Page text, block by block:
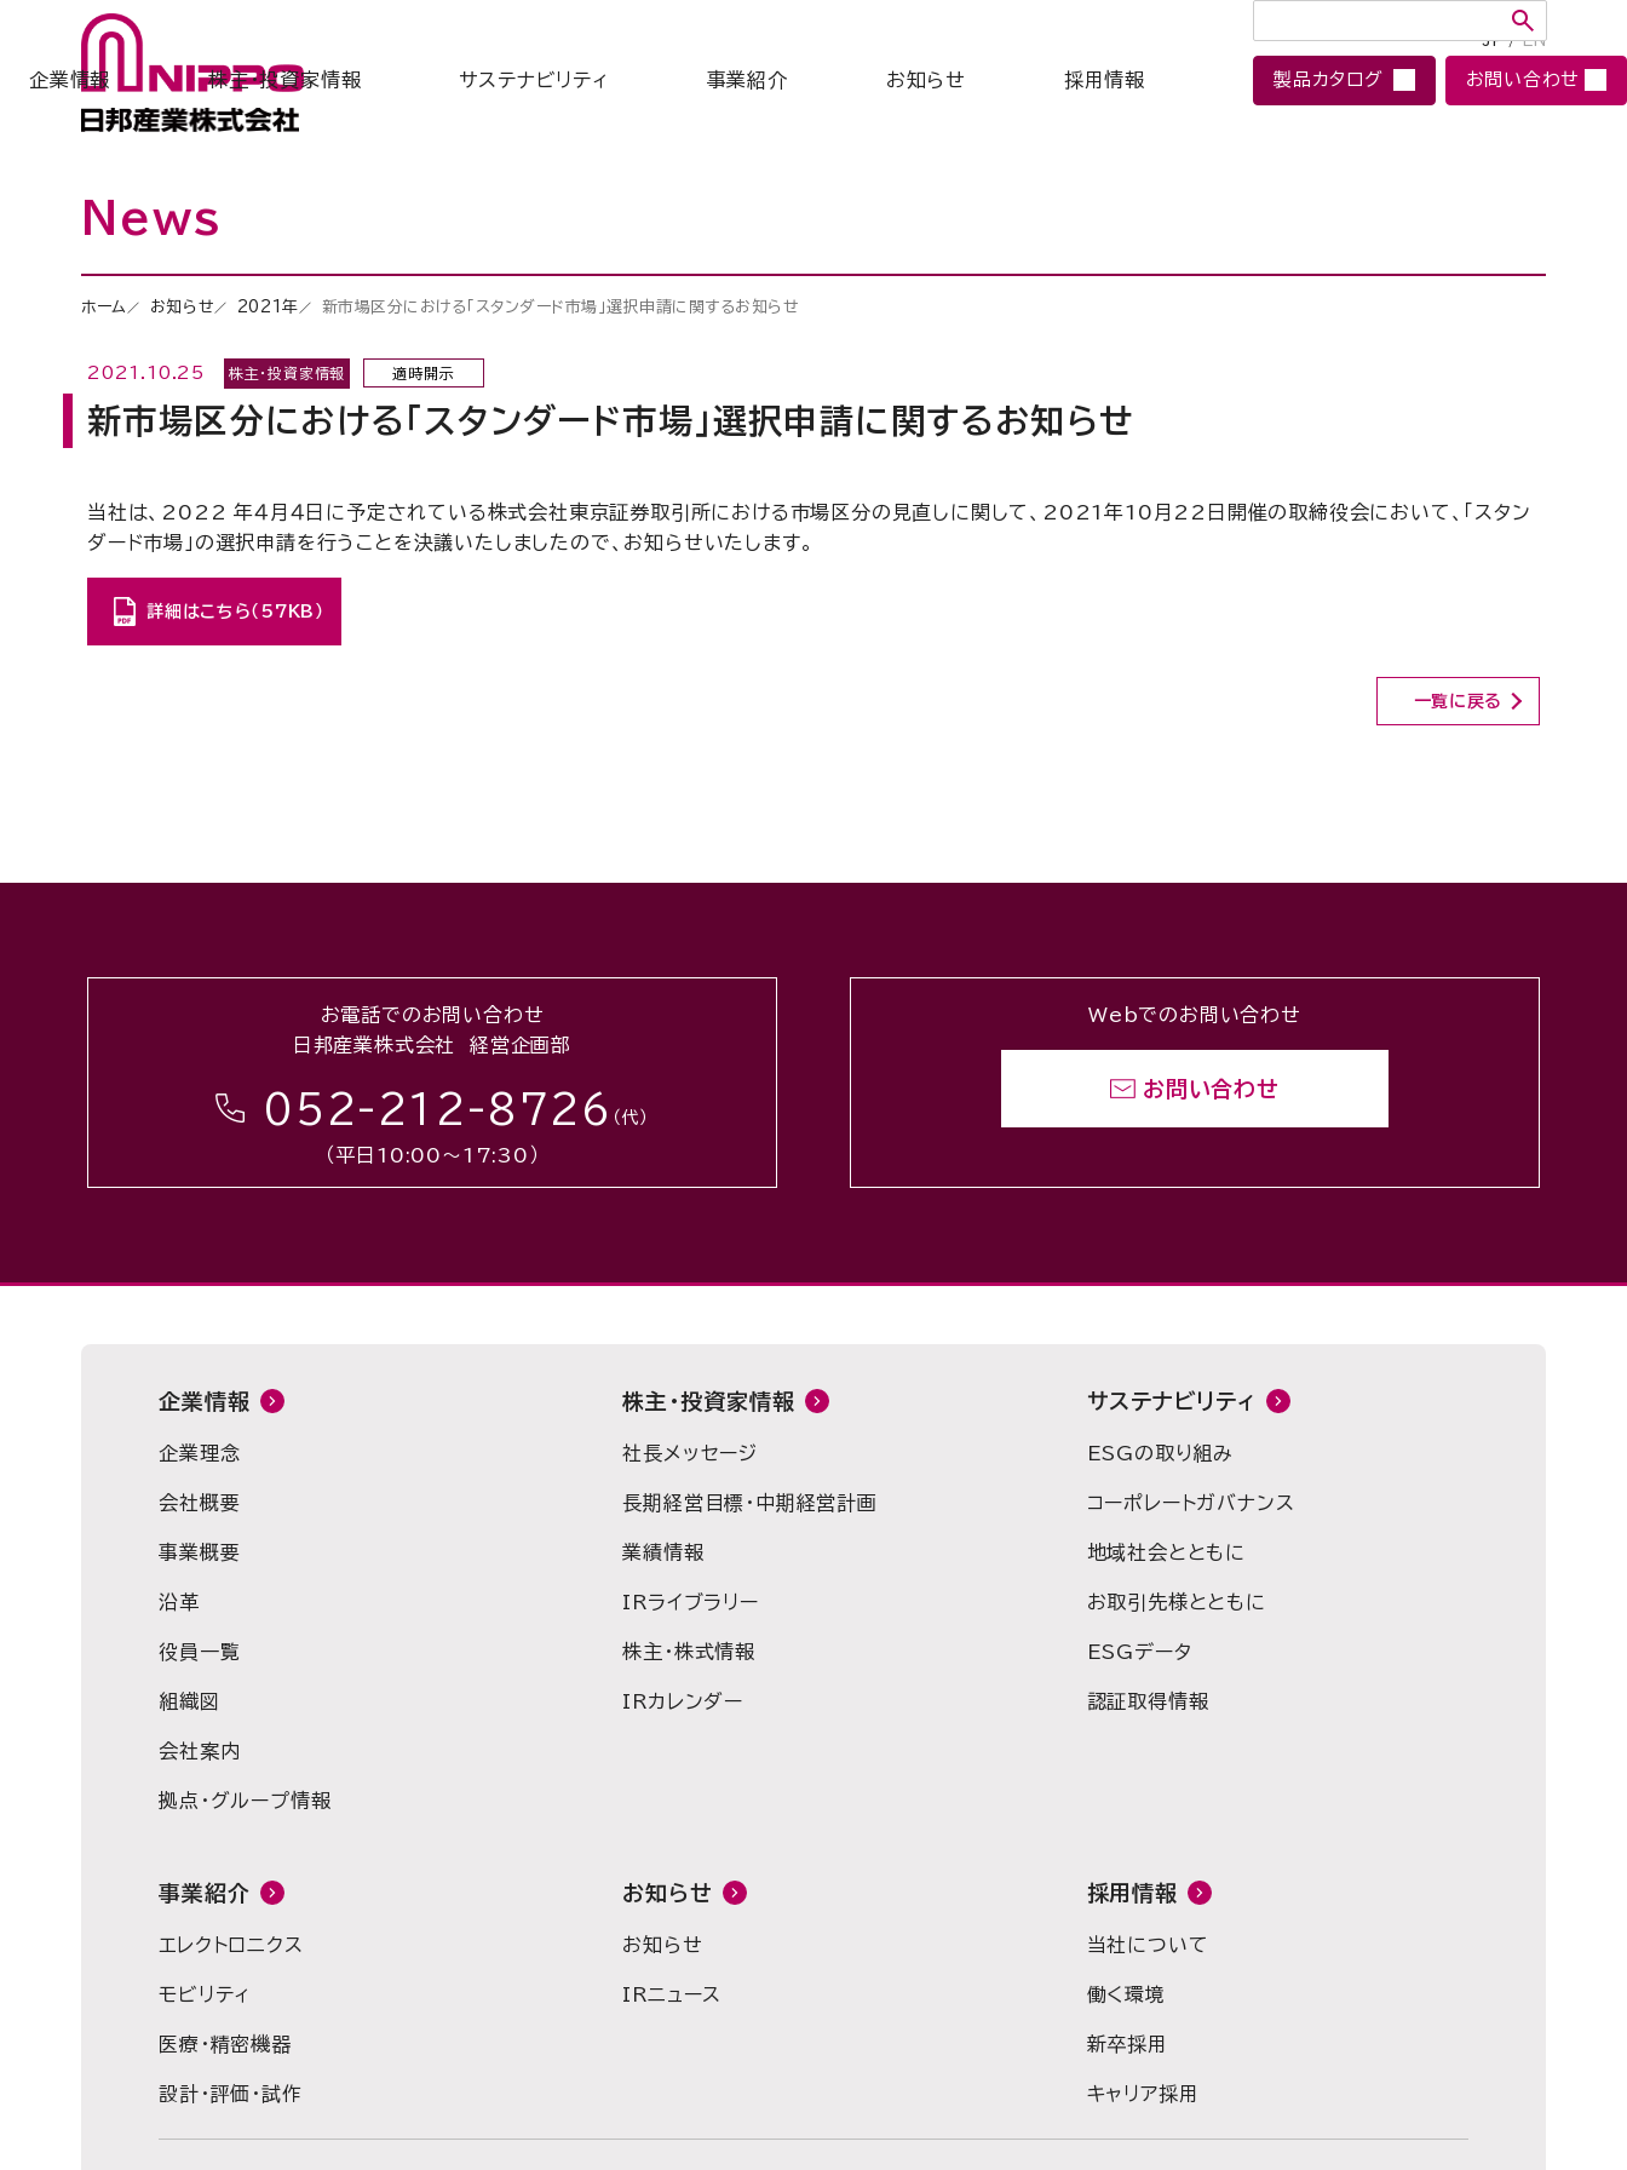
JP / EN
企業情報 株主・投資家情報 サステナビリティ 事業紹介 お知らせ 採用情報 製品カタログ お問い合わせ
News
ホーム お知らせ 2021年 新市場区分における「スタンダード市場」選択申請に関するお知らせ
2021.10.25 株主・投資家情報 適時開示
新市場区分における「スタンダード市場」選択申請に関するお知らせ
当社は、2022 年４月４日に予定されている株式会社東京証券取引所における市場区分の見直しに関して、2021年10月22日開催の取締役会において、「スタン
ダード市場」の選択申請を行うことを決議いたしましたので、お知らせいたします。
詳細はこちら（57KB）
一覧に戻る
お電話でのお問い合わせ
日邦産業株式会社 経営企画部
052-212-8726 （代）
（平日10:00〜17:30）
Webでのお問い合わせ
お問い合わせ
企業情報
企業理念
会社概要
事業概要
沿革
役員一覧
組織図
会社案内
拠点・グループ情報
株主・投資家情報
社長メッセージ
長期経営目標・中期経営計画
業績情報
IRライブラリー
株主・株式情報
IRカレンダー
サステナビリティ
ESGの取り組み
コーポレートガバナンス
地域社会とともに
お取引先様とともに
ESGデータ
認証取得情報
事業紹介
エレクトロニクス
モビリティ
医療・精密機器
設計・評価・試作
お知らせ
お知らせ
IRニュース
採用情報
当社について
働く環境
新卒採用
キャリア採用